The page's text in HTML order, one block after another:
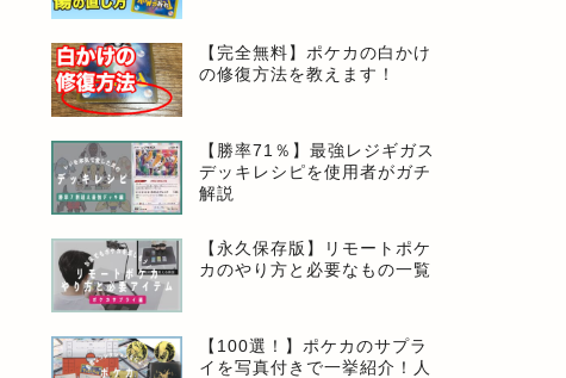
【完全無料】ポケカの白かけ
の修復方法を教えます！
【勝率71％】最強レジギガス
デッキレシピを使用者がガチ
解説
【永久保存版】リモートポケ
カのやり方と必要なもの一覧
【100選！】ポケカのサプラ
イを写真付きで一挙紹介！人